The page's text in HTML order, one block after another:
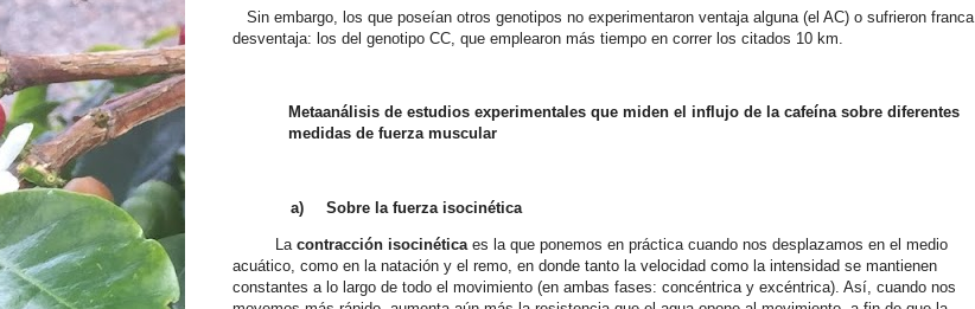
Sin embargo, los que poseían otros genotipos no experimentaron ventaja alguna (el AC) o sufrieron franca
desventaja: los del genotipo CC, que emplearon más tiempo en correr los citados 10 km.
Metaanálisis de estudios experimentales que miden el influjo de la cafeína sobre diferentes
medidas de fuerza muscular
a) Sobre la fuerza isocinética
La contracción isocinéticaes la que ponemos en práctica cuando nos desplazamos en el medio
acuático, como en la natación y el remo, en donde tanto la velocidad como la intensidad se mantienen
constantes a lo largo de todo el movimiento (en ambas fases: concéntrica y excéntrica). Así, cuando nos